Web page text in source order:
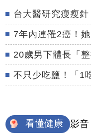
台大醫研究瘦瘦
7年內連罹2癌！
20歲男下體長「
不只少吃鹽！「1
看懂健康 影音